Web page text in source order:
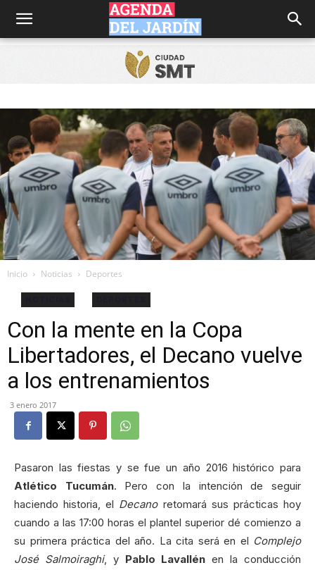
Agenda
Jardín
Inicio Noticias Deportes
Con la mente en la Copa
Libertadores, el Decano vuelve
a los entrenamientos
3 enero 2017
Pasaron las fiestas y se fue un año 2016 histórico para
Atlético Tucumán. Pero con la intención de seguir
haciendo historia, el Decanoretomará sus prácticas hoy
cuando a las 17:00 horas el plantel superior dé comienzo a
su primera práctica del año. La cita será en el Complejo
José Salmoiraghi, y Pablo Lavallén en la conducción